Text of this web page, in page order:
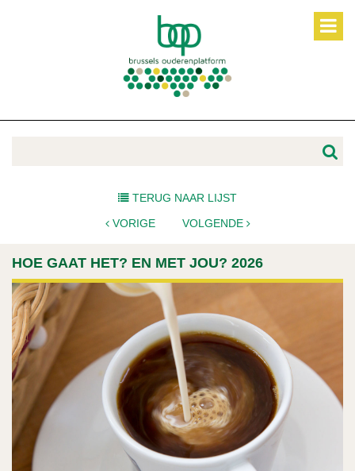
TERUG NAAR LIJST
VORIGE VOLGENDE
HOE GAAT HET? EN MET JOU? 2026